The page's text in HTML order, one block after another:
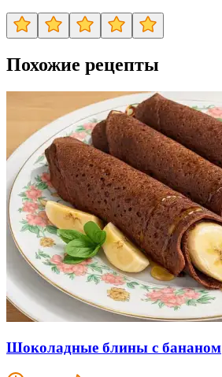
Похожие рецепты
Шоколадные блины с бананом